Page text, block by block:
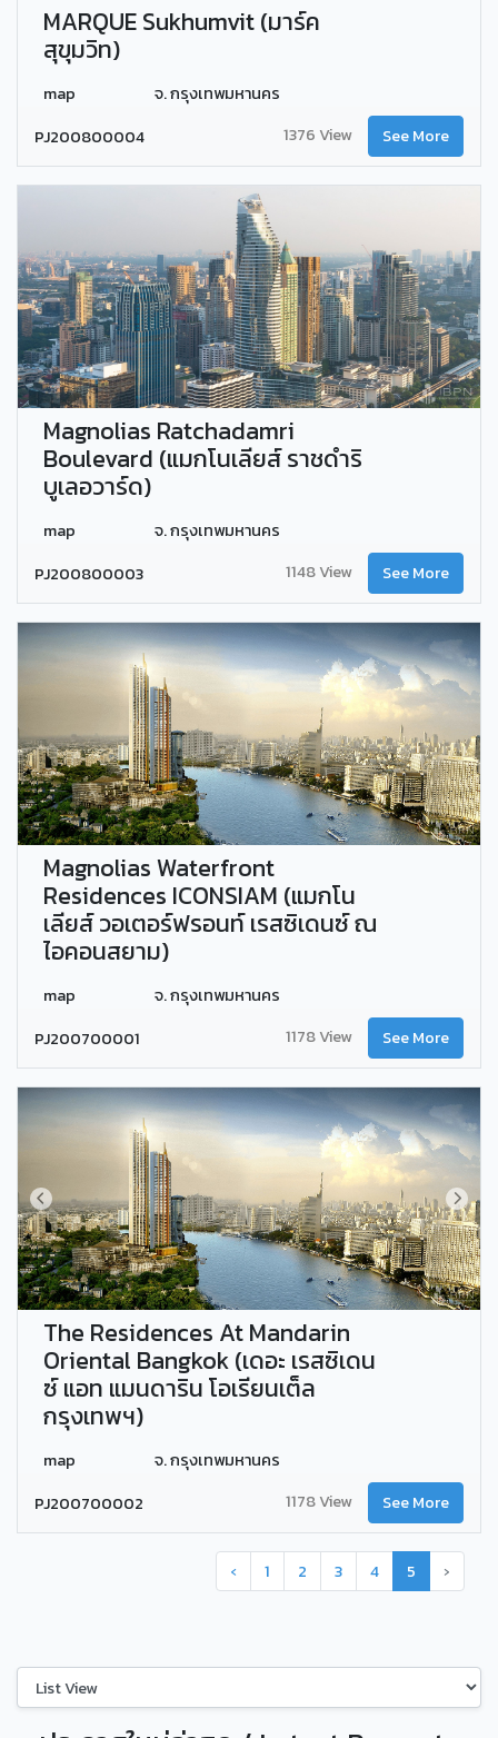
MARQUE Sukhumvit (มาร์ค
สุขุมวิท)
map
จ. กรุงเทพมหานคร
PJ200800004
1376 View See More
Magnolias Ratchadamri
Boulevard (แมกโนเลียส์ ราชดำริ
บูเลอวาร์ด)
map
จ. กรุงเทพมหานคร
PJ200800003
1148 View See More
Magnolias Waterfront
Residences ICONSIAM (แมกโน
เลียส์ วอเตอร์ฟรอนท์ เรสซิเดนซ์ ณ
ไอคอนสยาม)
map
จ. กรุงเทพมหานคร
PJ200700001
1178 View See More
The Residences At Mandarin
Oriental Bangkok (เดอะ เรสซิเดน
ซ์ แอท แมนดาริน โอเรียนเต็ล
กรุงเทพฯ)
map
จ. กรุงเทพมหานคร
PJ200700002
1178 View See More
‹ 1 2 3 4 5 ›